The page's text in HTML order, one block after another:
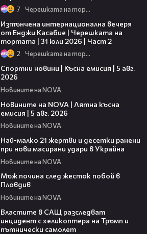
7 Черешката на тортата
Изтънчена интернационална вечеря
от Енджи Касабие | Черешката на
тортата | 31 юли 2026 | Част 2
2 Черешката на тортата
Спортни новини | Късна емисия | 5 авг.
2026
Новините на NOVA
Новините на NOVA | Лятна късна
емисия | 5 авг. 2026
Новините на NOVA
Най-малко 21 жертви и десетки ранени
при нови масирани удари в Украйна
Новините на NOVA
Мъж почина след жесток побой в
Пловдив
Новините на NOVA
Властите в САЩ разследват
инцидент с хеликоптера на Тръмп и
пътнически самолет